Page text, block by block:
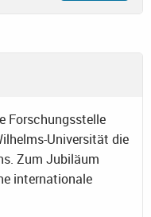
Forschungsstelle
Universität die
Zum Jubiläum
internationale